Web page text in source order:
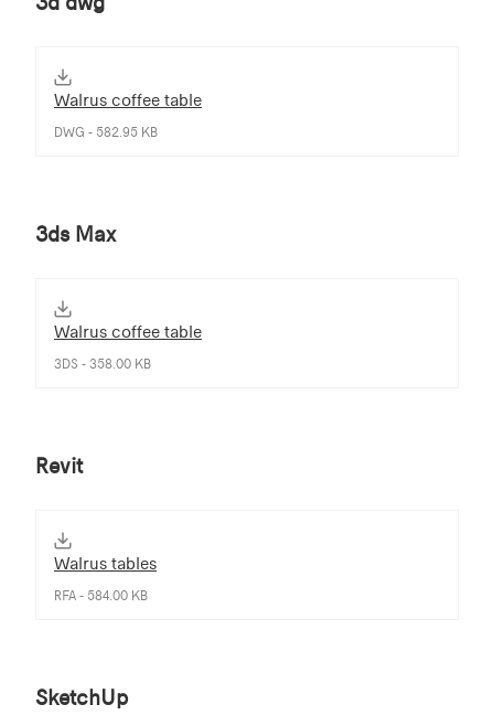
Walrus coffee table
DWG - 582.95 KB
3ds Max
Walrus coffee table
3DS - 358.00 KB
Revit
Walrus tables
RFA - 584.00 KB
SketchUp